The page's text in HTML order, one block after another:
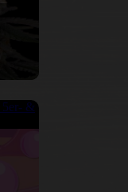
5er- &